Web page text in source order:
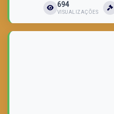
694
VISUALIZAÇÕES